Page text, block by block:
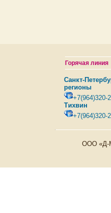
Горячая линия
Санкт-
регионы
+7(964)320-
Тихвин
+7(964)320-
ООО «Д-